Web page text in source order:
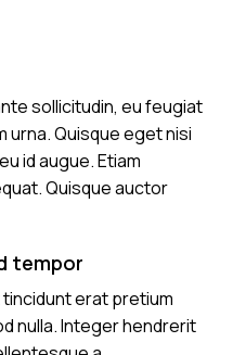
sollicitudin, eu feugiat
urna. Quisque eget nisi
id augue. Etiam
Quisque auctor
tempor
erat pretium
nulla. Integer hendrerit